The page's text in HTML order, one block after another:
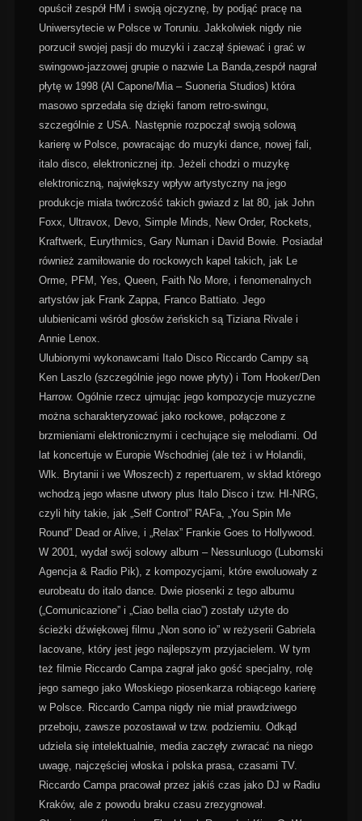
opuścił zespół HM i swoją ojczyznę, by podjąć pracę na
Uniwersytecie w Polsce w Toruniu. Jakkolwiek nigdy nie
porzucił swojej pasji do muzyki i zaczął śpiewać i grać w
swingowo-jazzowej grupie o nazwie La Banda,zespół nagrał
płytę w 1998 (Al Capone/Mia – Suoneria Studios) która
masowo sprzedała się dzięki fanom retro-swingu,
szczególnie z USA. Następnie rozpoczął swoją solową
karierę w Polsce, powracając do muzyki dance, nowej fali,
italo disco, elektronicznej itp. Jeżeli chodzi o muzykę
elektroniczną, największy wpływ artystyczny na jego
produkcje miała twórczość takich gwiazd z lat 80, jak John
Foxx, Ultravox, Devo, Simple Minds, New Order, Rockets,
Kraftwerk, Eurythmics, Gary Numan i David Bowie. Posiadał
również zamiłowanie do rockowych kapel takich, jak Le
Orme, PFM, Yes, Queen, Faith No More, i fenomenalnych
artystów jak Frank Zappa, Franco Battiato. Jego
ulubienicami wśród głosów żeńskich są Tiziana Rivale i
Annie Lenox.
Ulubionymi wykonawcami Italo Disco Riccardo Campy są
Ken Laszlo (szczególnie jego nowe płyty) i Tom Hooker/Den
Harrow. Ogólnie rzecz ujmując jego kompozycje muzyczne
można scharakteryzować jako rockowe, połączone z
brzmieniami elektronicznymi i cechujące się melodiami. Od
lat koncertuje w Europie Wschodniej (ale też i w Holandii,
Wlk. Brytanii i we Włoszech) z repertuarem, w skład którego
wchodzą jego własne utwory plus Italo Disco i tzw. HI-NRG,
czyli hity takie, jak „Self Control” RAFa, „You Spin Me
Round” Dead or Alive, i „Relax” Frankie Goes to Hollywood.
W 2001, wydał swój solowy album – Nessunluogo (Lubomski
Agencja & Radio Pik), z kompozycjami, które ewoluowały z
eurobeatu do italo dance. Dwie piosenki z tego albumu
(„Comunicazione” i „Ciao bella ciao”) zostały użyte do
ścieżki dźwiękowej filmu „Non sono io” w reżyserii Gabriela
Iacovane, który jest jego najlepszym przyjacielem. W tym
też filmie Riccardo Campa zagrał jako gość specjalny, rolę
jego samego jako Włoskiego piosenkarza robiącego karierę
w Polsce. Riccardo Campa nigdy nie miał prawdziwego
przeboju, zawsze pozostawał w tzw. podziemiu. Odkąd
udziela się intelektualnie, media zaczęły zwracać na niego
uwagę, najczęściej włoska i polska prasa, czasami TV.
Riccardo Campa pracował przez jakiś czas jako DJ w Radiu
Kraków, ale z powodu braku czasu zrezygnował.